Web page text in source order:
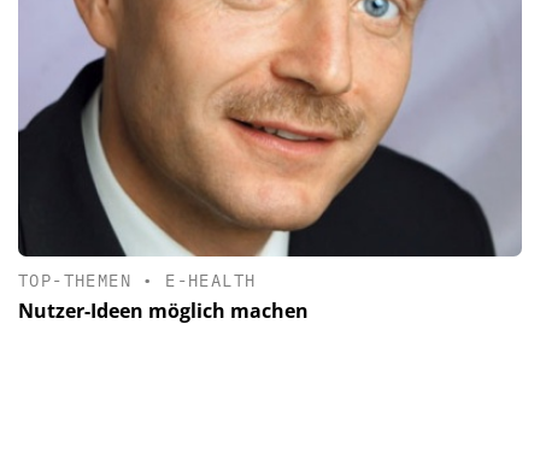
TOP-THEMEN • E-HEALTH
Nutzer-Ideen möglich machen